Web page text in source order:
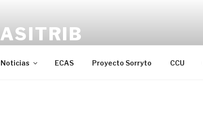
ASITRIB
Noticias ECAS Proyecto Sorryto CCU